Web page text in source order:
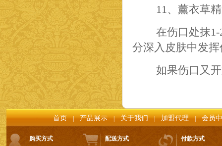
11、薰衣草
在伤口处抹1-
分深入皮肤中发
如果伤口又开
首页 | 产品展示 | 关于我们 | 加盟代理 | 会员
购买方式
配送方式
付款方式